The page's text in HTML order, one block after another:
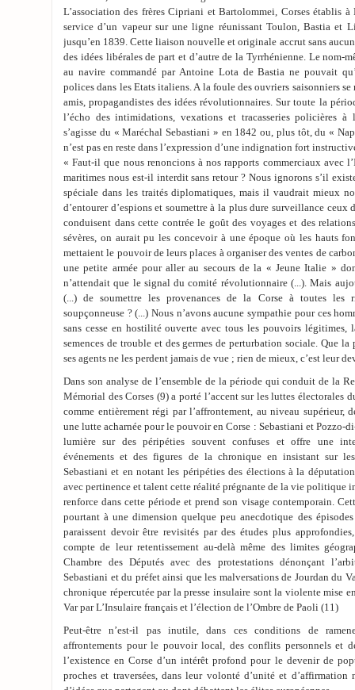
L’association des frères Cipriani et Bartolommei, Corses établis
service d’un vapeur sur une ligne réunissant Toulon, Bastia et
jusqu’en 1839. Cette liaison nouvelle et originale accrut sans
des idées libérales de part et d’autre de la Tyrrhénienne. Le nom-
au navire commandé par Antoine Lota de Bastia ne pouvait
polices dans les Etats italiens. A la foule des ouvriers saisonniers
amis, propagandistes des idées révolutionnaires. Sur toute la
l’écho des intimidations, vexations et tracasseries policières à
s’agisse du « Maréchal Sebastiani » en 1842 ou, plus tôt, du «
n’est pas en reste dans l’expression d’une indignation fort
« Faut-il que nous renoncions à nos rapports commerciaux avec
maritimes nous est-il interdit sans retour ? Nous ignorons s’il
spéciale dans les traités diplomatiques, mais il vaudrait mieux
d’entourer d’espions et soumettre à la plus dure surveillance ceux
conduisent dans cette contrée le goût des voyages et des relations
sévères, on aurait pu les concevoir à une époque où les hauts
mettaient le pouvoir de leurs places à organiser des ventes de
une petite armée pour aller au secours de la « Jeune Italie »
n’attendait que le signal du comité révolutionnaire (...). Mais
(...) de soumettre les provenances de la Corse à toutes les
soupçonneuse ? (...) Nous n’avons aucune sympathie pour ces
sans cesse en hostilité ouverte avec tous les pouvoirs légitimes,
semences de trouble et des germes de perturbation sociale. Que
ses agents ne les perdent jamais de vue ; rien de mieux, c’est leur
Dans son analyse de l’ensemble de la période qui conduit de la
Mémorial des Corses (9) a porté l’accent sur les luttes électorales
comme entièrement régi par l’affrontement, au niveau supérieur,
une lutte acharnée pour le pouvoir en Corse : Sebastiani et Pozzo-
lumière sur des péripéties souvent confuses et offre une
événements et des figures de la chronique en insistant sur
Sebastiani et en notant les péripéties des élections à la
avec pertinence et talent cette réalité prégnante de la vie politique
renforce dans cette période et prend son visage contemporain.
pourtant à une dimension quelque peu anecdotique des
paraissent devoir être revisités par des études plus
compte de leur retentissement au-delà même des limites
Chambre des Députés avec des protestations dénonçant
Sebastiani et du préfet ainsi que les malversations de Jourdan du
chronique répercutée par la presse insulaire sont la violente mise
Var par L’Insulaire français et l’élection de l’Ombre de Paoli (11)
Peut-être n’est-il pas inutile, dans ces conditions de
affrontements pour le pouvoir local, des conflits personnels et
l’existence en Corse d’un intérêt profond pour le devenir de
proches et traversées, dans leur volonté d’unité et d’affirmation